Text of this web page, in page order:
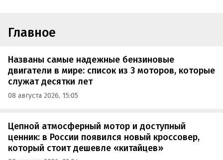
Главное
Названы самые надежные бензиновые
двигатели в мире: список из 3 моторов, которые
служат десятки лет
08 августа 2026, 15:05
Цепной атмосферный мотор и доступный
ценник: в России появился новый кроссовер,
который стоит дешевле «китайцев»